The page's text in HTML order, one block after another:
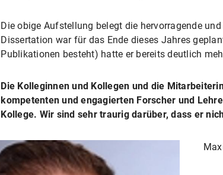
Die obige Aufstellung belegt die hervorragende
Dissertation war für das Ende dieses Jahres
Publikationen besteht) hatte er bereits deutlich
Die Kolleginnen und Kollegen und die
kompetenten und engagierten Forscher und
Kollege. Wir sind sehr traurig darüber, dass er